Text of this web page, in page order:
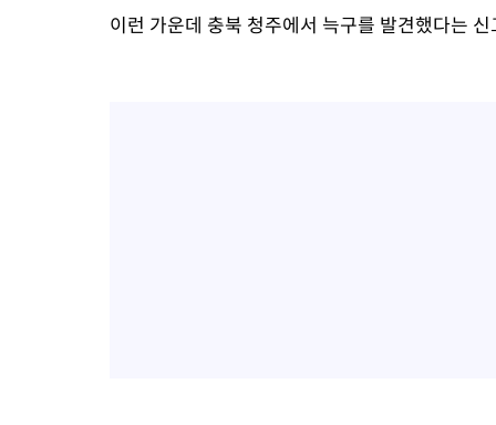
이런 가운데 충북 청주에서 늑구를 발견했다는